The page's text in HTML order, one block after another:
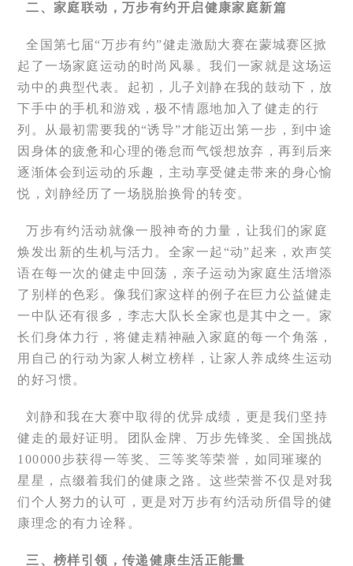
二、家庭联动，万步有约开启健康家庭新篇
全国第七届“万步有约”健走激励大赛在蒙城赛区掀
起了一场家庭运动的时尚风暴。我们一家就是这场运
动中的典型代表。起初，儿子刘静在我的鼓动下，放
下手中的手机和游戏，极不情愿地加入了健走的行
列。从最初需要我的“诱导”才能迈出第一步，到中途
因身体的疲惫和心理的倦怠而气馁想放弃，再到后来
逐渐体会到运动的乐趣，主动享受健走带来的身心愉
悦，刘静经历了一场脱胎换骨的转变。
万步有约活动就像一股神奇的力量，让我们的家庭
焕发出新的生机与活力。全家一起“动”起来，欢声笑
语在每一次的健走中回荡，亲子运动为家庭生活增添
了别样的色彩。像我们家这样的例子在巨力公益健走
一中队还有很多，李志大队长全家也是其中之一。家
长们身体力行，将健走精神融入家庭的每一个角落，
用自己的行动为家人树立榜样，让家人养成终生运动
的好习惯。
刘静和我在大赛中取得的优异成绩，更是我们坚持
健走的最好证明。团队金牌、万步先锋奖、全国挑战
100000步获得一等奖、三等奖等荣誉，如同璀璨的
星星，点缀着我们的健康之路。这些荣誉不仅是对我
们个人努力的认可，更是对万步有约活动所倡导的健
康理念的有力诠释。
三、榜样引领，传递健康生活正能量